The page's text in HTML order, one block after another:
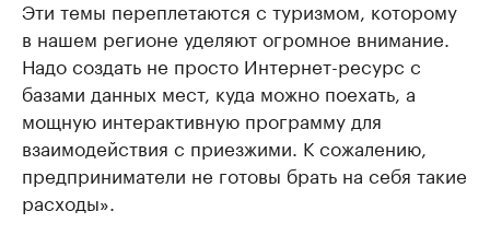
Эти темы переплетаются с туризмом, которому
в нашем регионе уделяют огромное внимание.
Надо создать не просто Интернет-ресурс с
базами данных мест, куда можно поехать, а
мощную интерактивную программу для
взаимодействия с приезжими. К сожалению,
предприниматели не готовы брать на себя такие
расходы».